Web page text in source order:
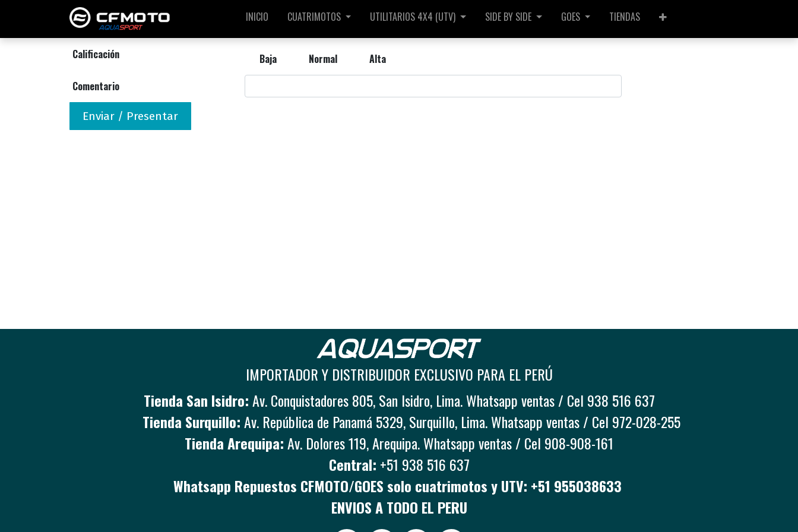
INICIO CUATRIMOTOS UTILITARIOS 4X4 (UTV) SIDE BY SIDE GOES TIENDAS
Calificación Baja Normal
Alta
Comentario
Enviar / Presentar
IMPORTADOR Y DISTRIBUIDOR EXCLUSIVO PARA EL PERÚ
Tienda San Isidro:Av. Conquistadores 805, San Isidro, Lima. Whatsapp ventas / Cel 938 516 637
Tienda Surquillo:Av. República de Panamá 5329, Surquillo, Lima. Whatsapp ventas / Cel 972-028-255
Tienda Arequipa:Av. Dolores 119, Arequipa. Whatsapp ventas / Cel 908-908-161
Central: +51 938 516 637
Whatsapp Repuestos CFMOTO/GOES solo cuatrimotos y UTV: +51 955038633
ENVIOS A TODO EL PERU